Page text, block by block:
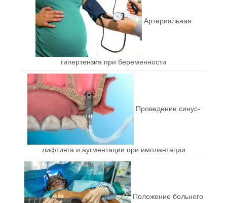
Артериальная
гипертензия при беременности
Проведение синус-
лифтинга и аугментации при имплантации
Положение больного